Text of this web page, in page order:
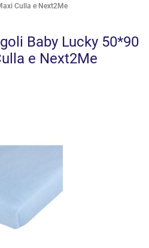
Culla e Next2Me
Baby Lucky 50*90
e Next2Me